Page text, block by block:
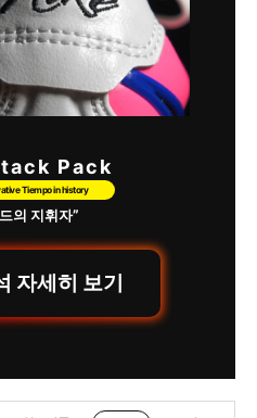
Pack
Tiempo in history
의 지휘자”
자세히 보기